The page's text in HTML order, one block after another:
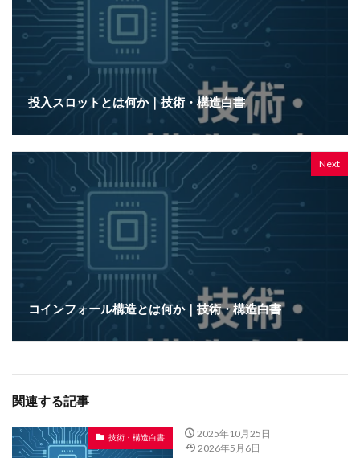
投入スロットとは何か｜技術・構造白書
Next
コインフォール構造とは何か｜技術・構造白書
関連する記事
技術・構造白書
2025年10月25日
2026年5月6日